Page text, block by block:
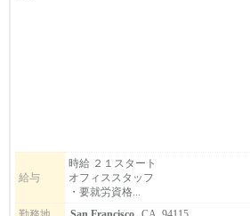
を募集していますので、
就労資格をお持ちの方、是非ご応募くださ
あわせて、新店Hinodeya Ramen Berkeley
給与
時給 ２１スタート
オフィススタッフ
・要就労資格...